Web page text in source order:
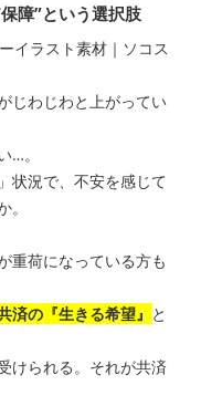
障”という選択肢
じわじわと上がってい
…。
状況で、不安を感じて
重荷になっている方も
済の『生きる希望』 と
けられる。それが共済